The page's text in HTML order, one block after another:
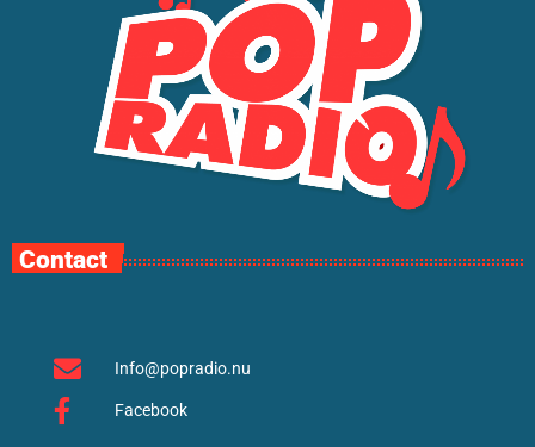
Contact
Info@popradio.nu
Facebook